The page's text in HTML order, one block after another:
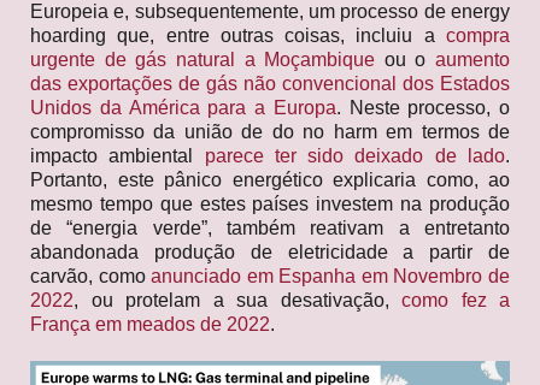
Europeia e, subsequentemente, um processo de energy
hoarding que, entre outras coisas, incluiu a compra
urgente de gás natural a Moçambique ou o aumento
das exportações de gás não convencional dos Estados
Unidos da América para a Europa. Neste processo, o
compromisso da união de do no harm em termos de
impacto ambiental parece ter sido deixado de lado.
Portanto, este pânico energético explicaria como, ao
mesmo tempo que estes países investem na produção
de “energia verde”, também reativam a entretanto
abandonada produção de eletricidade a partir de
carvão, comoanunciado em Espanha em Novembro de
2022, ou protelam a sua desativação, como fez a
França em meados de 2022.